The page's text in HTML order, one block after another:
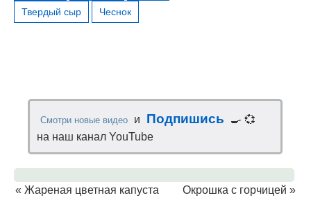
Твердый сыр
Чеснок
Смотри новые видео и Подпишись
🍳 💞
на наш канал YouTube
« Жареная цветная капуста Окрошка с горчицей »